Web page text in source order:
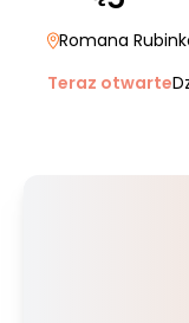
Romana
Teraz otwarte